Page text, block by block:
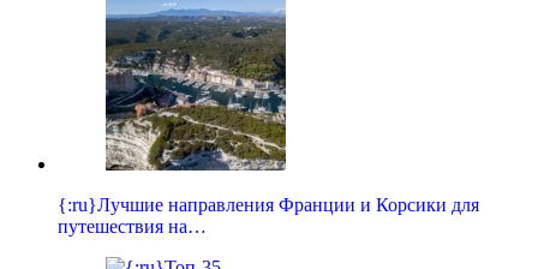
{:ru}Лучшие направления Франции и Корсики для
путешествия на…